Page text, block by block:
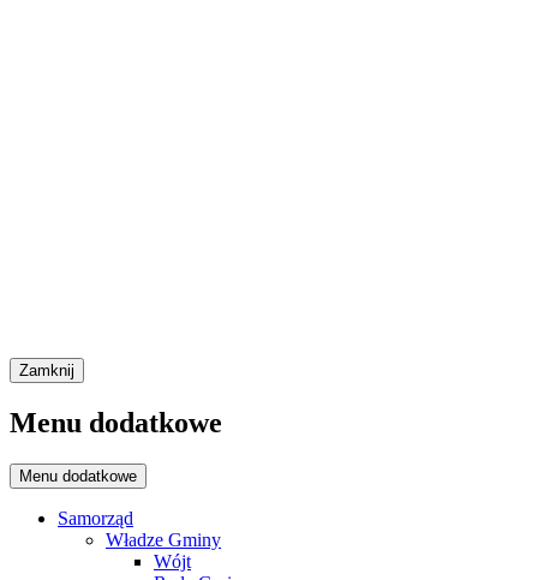
Zamknij
Menu dodatkowe
Menu dodatkowe
Samorząd
Władze Gminy
Wójt